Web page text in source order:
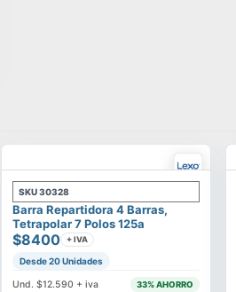
SKU30328
Barra Repartidora 4 Barras,
Tetrapolar 7 Polos 125a
$8400 + IVA
Desde 20 Unidades
Und.$12.590 + iva 33% AHORRO